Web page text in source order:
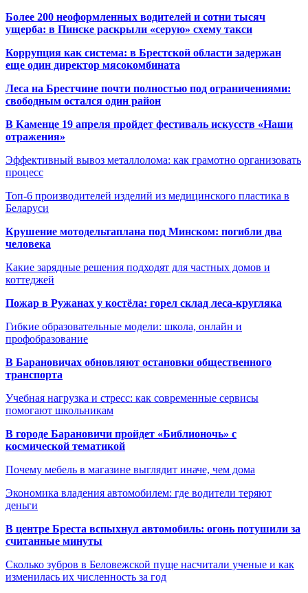
Более 200 неоформленных водителей и сотни тысяч
ущерба: в Пинске раскрыли «серую» схему такси
Коррупция как система: в Брестской области задержан
еще один директор мясокомбината
Леса на Брестчине почти полностью под ограничениями:
свободным остался один район
В Каменце 19 апреля пройдет фестиваль искусств «Наши
отражения»
Эффективный вывоз металлолома: как грамотно организовать
процесс
Топ-6 производителей изделий из медицинского пластика в
Беларуси
Крушение мотодельтаплана под Минском: погибли два
человека
Какие зарядные решения подходят для частных домов и
коттеджей
Пожар в Ружанах у костёла: горел склад леса-кругляка
Гибкие образовательные модели: школа, онлайн и
профобразование
В Барановичах обновляют остановки общественного
транспорта
Учебная нагрузка и стресс: как современные сервисы
помогают школьникам
В городе Барановичи пройдет «Библионочь» с
космической тематикой
Почему мебель в магазине выглядит иначе, чем дома
Экономика владения автомобилем: где водители теряют
деньги
В центре Бреста вспыхнул автомобиль: огонь потушили за
считанные минуты
Сколько зубров в Беловежской пуще насчитали ученые и как
изменилась их численность за год